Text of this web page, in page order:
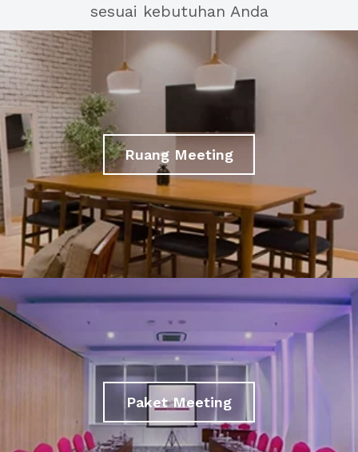
sesuai kebutuhan Anda
Ruang Meeting
Paket Meeting